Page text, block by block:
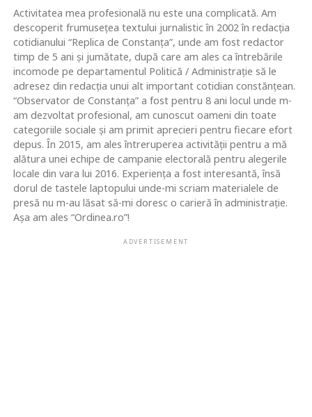
Activitatea mea profesională nu este una complicată. Am
descoperit frumusețea textului jurnalistic în 2002 în redacția
cotidianului “Replica de Constanța”, unde am fost redactor
timp de 5 ani și jumătate, după care am ales ca întrebările
incomode pe departamentul Politică / Administrație să le
adresez din redacția unui alt important cotidian constănțean.
“Observator de Constanța” a fost pentru 8 ani locul unde m-
am dezvoltat profesional, am cunoscut oameni din toate
categoriile sociale și am primit aprecieri pentru fiecare efort
depus. În 2015, am ales întreruperea activității pentru a mă
alătura unei echipe de campanie electorală pentru alegerile
locale din vara lui 2016. Experiența a fost interesantă, însă
dorul de tastele laptopului unde-mi scriam materialele de
presă nu m-au lăsat să-mi doresc o carieră în administrație.
Așa am ales “Ordinea.ro”!
ADVERTISEMENT